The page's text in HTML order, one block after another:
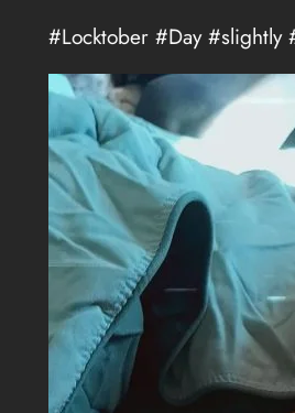
#Locktober #Day #slightly